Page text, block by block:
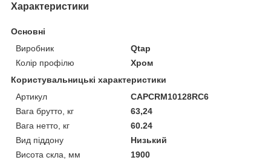
Характеристики
Основні
Виробник
Qtap
Колір профілю
Хром
Користувальницькі характеристики
Артикул
CAPCRM10128RC6
Вага брутто, кг
63,24
Вага нетто, кг
60.24
Вид піддону
Низький
Висота скла, мм
1900